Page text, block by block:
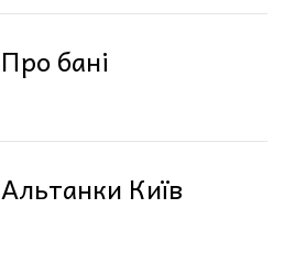
Про бані
Альтанки Київ